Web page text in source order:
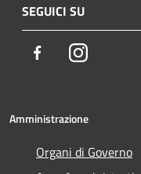
SEGUICI SU
FacebookInstagram
Amministrazione
Organi di Governo